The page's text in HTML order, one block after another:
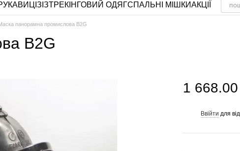
ЗІЗТРЕКІНГОВИЙ ОДЯГСПАЛЬНІ МІШКИАКЦІЇ
панорамна промислова B2G
B2G
1 668.00
Ввійти для